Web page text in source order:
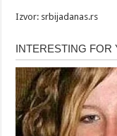
Izvor: srbijadanas.rs